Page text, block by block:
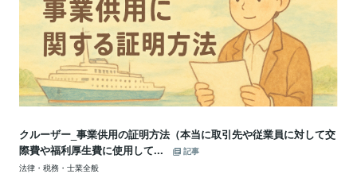
クルーザー_事業供用の証明方法（本当に取引先や従業員に対して交
際費や福利厚生費に使用して...
記事
法律・税務・士業全般